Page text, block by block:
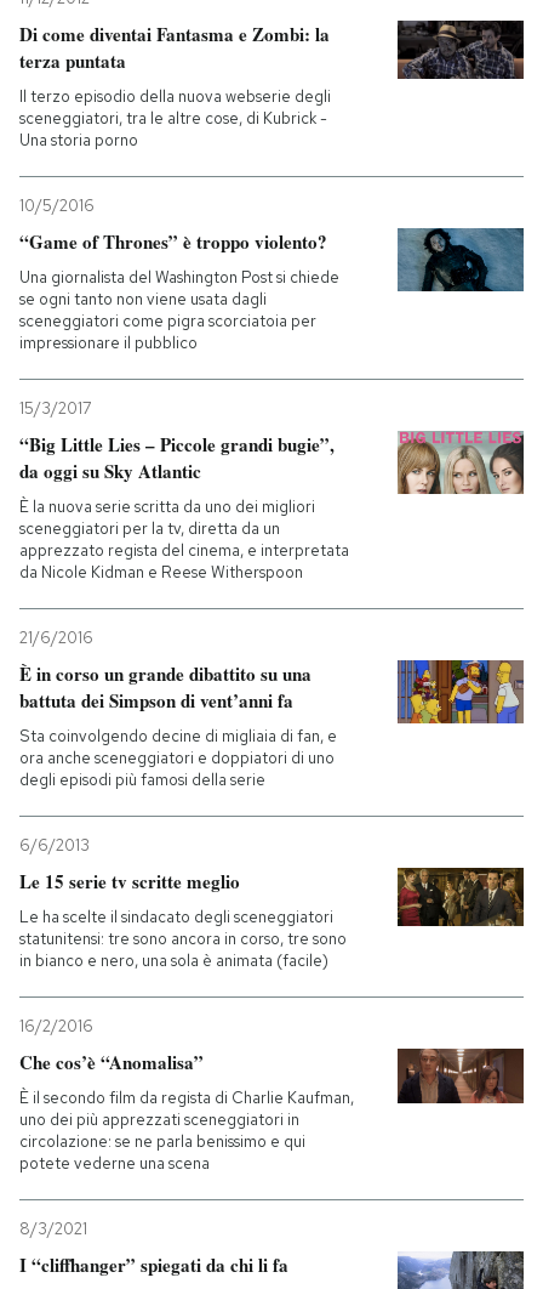
Di come diventai Fantasma e Zombi: la
terza puntata
Il terzo episodio della nuova webserie degli
sceneggiatori, tra le altre cose, di Kubrick -
Una storia porno
10/5/2016
“Game of Thrones” è troppo violento?
Una giornalista del Washington Post si chiede
se ogni tanto non viene usata dagli
sceneggiatori come pigra scorciatoia per
impressionare il pubblico
15/3/2017
“Big Little Lies – Piccole grandi bugie”,
da oggi su Sky Atlantic
È la nuova serie scritta da uno dei migliori
sceneggiatori per la tv, diretta da un
apprezzato regista del cinema, e interpretata
da Nicole Kidman e Reese Witherspoon
21/6/2016
È in corso un grande dibattito su una
battuta dei Simpson di vent’anni fa
Sta coinvolgendo decine di migliaia di fan, e
ora anche sceneggiatori e doppiatori di uno
degli episodi più famosi della serie
6/6/2013
Le 15 serie tv scritte meglio
Le ha scelte il sindacato degli sceneggiatori
statunitensi: tre sono ancora in corso, tre sono
in bianco e nero, una sola è animata (facile)
16/2/2016
Che cos’è “Anomalisa”
È il secondo film da regista di Charlie Kaufman,
uno dei più apprezzati sceneggiatori in
circolazione: se ne parla benissimo e qui
potete vederne una scena
8/3/2021
I “cliffhanger” spiegati da chi li fa